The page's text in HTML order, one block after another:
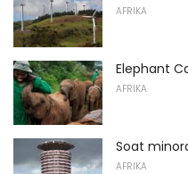
AFRIKA
Elephant
AFRIKA
Soat
AFRIKA